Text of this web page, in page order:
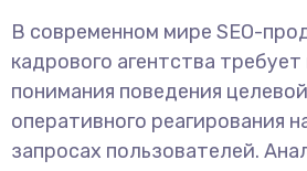
В современном мире SEO-
кадрового агентства требует
понимания поведения
оперативного реагирования
запросах пользователей.